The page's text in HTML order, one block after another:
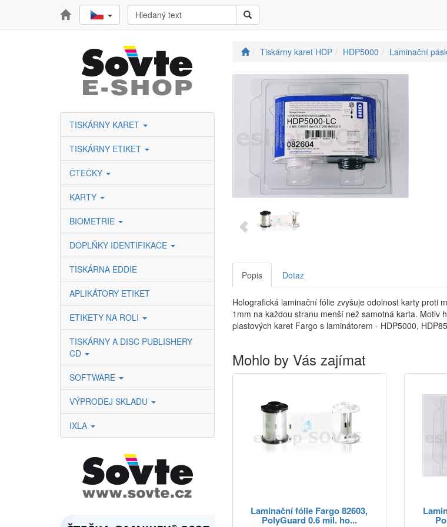
TISKÁRNY KARET
TISKÁRNY ETIKET
ČTEČKY
KARTY
BIOMETRIE
DOPLŇKY IDENTIFIKACE
TISKÁRNA EDDIE
APLIKÁTORY ETIKET
ETIKETY NA ROLI
TISKÁRNY A DISC PUBLISHERY
CD
SOFTWARE
VÝPRODEJ SKLADU
IXLA
Tiskárny karet HDP HDP5000 Laminační
Popis Dotaz
Holografická laminační fólie zvyšuje odolnost karty proti
1mm na každou stranu menší než samotná karta. Motiv
plastových karet Fargo s laminátorem - HDP5000,
Mohlo by Vás zajímat
Laminační fólie Fargo 82603,
PolyGuard 0.6 mil. ho...